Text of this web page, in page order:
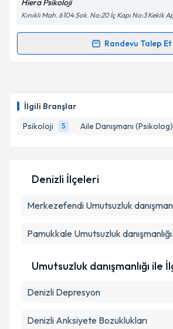
İlgili Branşlar
Psikoloji
5 Aile Danışmanı (Psikolog)
Kişisel verilerimin işlenmesine
Metni'ni okudum ve kişisel
kapsamda işlenmesini kabul
Hiera Psikoloji
Kınıklı Mah. 6104 Sok. No:20 İç Kapı No:3 Kekik
Randevu Talep Et
Randevu Takvimi Talebi
takvim hazırlandığında e-posta ile
E-posta Adresiniz
Metni'ni okudum ve kişisel
Denizli İlçeleri
Merkezefendi Umutsuzluk
Pamukkale Umutsuzluk danışmanlığı
Umutsuzluk danışmanlığı ile
Denizli Depresyon
Denizli Anksiyete Bozuklukları